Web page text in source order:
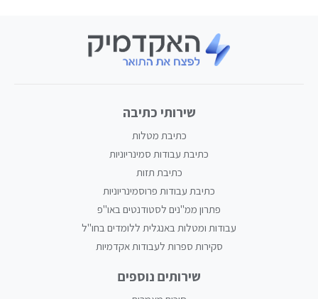
שירותי כתיבה
כתיבת מטלות
כתיבת עבודות סמינריוניות
כתיבת תזות
כתיבת עבודות פרוסמינריוניות
פתרון ממ"נים לסטודנטים באו"פ
עבודות ומטלות באנגלית ללומדים בחו"ל
סקירות ספרות לעבודות אקדמיות
שירותים נוספים